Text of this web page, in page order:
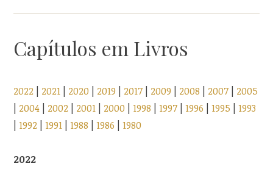
Capítulos em Livros
2022 2021 2020 2019 2017 2009 2008 2007
2005
2004 2002 2001 2000 |1998 |1997 |1996 |1995 |1993
|1992 |1991 |1988 |1986 |1980
2022